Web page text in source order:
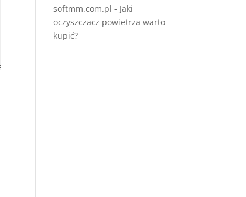
softmm.com.pl - Jaki
oczyszczacz powietrza warto
kupić?